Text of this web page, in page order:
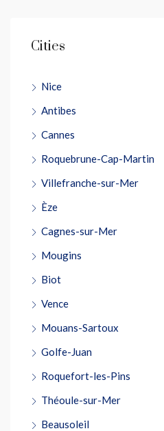
Cities
Nice
Antibes
Cannes
Roquebrune-Cap-Martin
Villefranche-sur-Mer
Èze
Cagnes-sur-Mer
Mougins
Biot
Vence
Mouans-Sartoux
Golfe-Juan
Roquefort-les-Pins
Théoule-sur-Mer
Beausoleil